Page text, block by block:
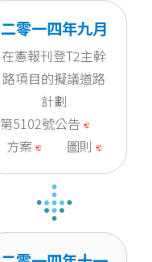
二零一四年九月
在憲報刊登T2主幹
路項目的擬議道路
計劃
第5102號公告
方案
圖則